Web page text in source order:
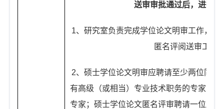
送审审批通过后，进行论
1、研究室负责完成学位论文明审工作，研
匿名评阅送审工作
2、硕士学位论文明审应聘请至少两位同行
有高级（或相当）专业技术职务的专家或
专家； 硕士学位论文匿名评审聘请一位所